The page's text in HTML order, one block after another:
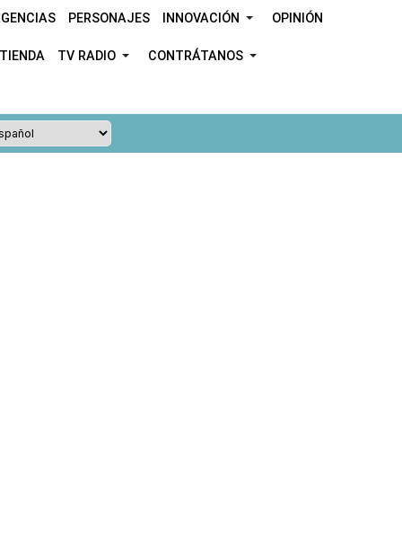
PERSONAJES INNOVACIÓN OPINIÓN
TIENDA TV RADIO CONTRÁTANOS